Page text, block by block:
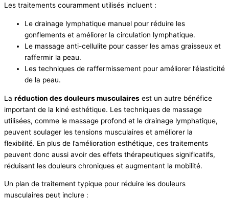
Les traitements couramment utilisés incluent :
Le drainage lymphatique manuel pour réduire les
gonflements et améliorer la circulation lymphatique.
Le massage anti-cellulite pour casser les amas graisseux et
raffermir la peau.
Les techniques de raffermissement pour améliorer l’élasticité
de la peau.
La réduction des douleurs musculaires est un autre bénéfice
important de la kiné esthétique. Les techniques de massage
utilisées, comme le massage profond et le drainage lymphatique,
peuvent soulager les tensions musculaires et améliorer la
flexibilité. En plus de l’amélioration esthétique, ces traitements
peuvent donc aussi avoir des effets thérapeutiques significatifs,
réduisant les douleurs chroniques et augmentant la mobilité.
Un plan de traitement typique pour réduire les douleurs
musculaires peut inclure :